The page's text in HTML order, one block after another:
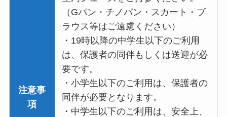
注意事
項
（Gパン・チノパン・スカート・ブ
ラウス等はご遠慮ください）
・19時以降の中学生以下のご利用
は、保護者の同伴もしくは送迎が必
要です。
・小学生以下のご利用は、保護者の
同伴が必要となります。
・中学生以下のご利用は、安全上、